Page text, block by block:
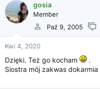
gosia
Member
Paź 9, 2005
Kwi 4, 2020
Dzięki. Też go kocham
.
Siostra mój zakwas